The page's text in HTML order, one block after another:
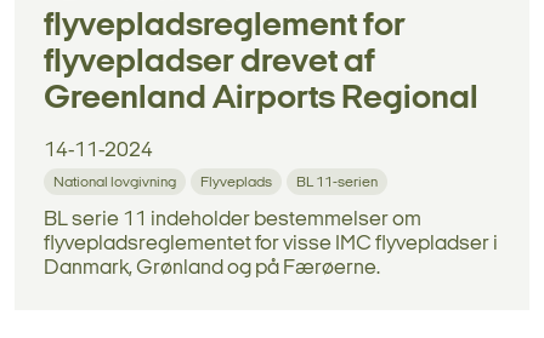
flyvepladsreglement for
flyvepladser drevet af
Greenland Airports Regional
14-11-2024
National lovgivning Flyveplads BL 11-serien
BL serie 11 indeholder bestemmelser om
flyvepladsreglementet for visse IMC flyvepladser i
Danmark, Grønland og på Færøerne.